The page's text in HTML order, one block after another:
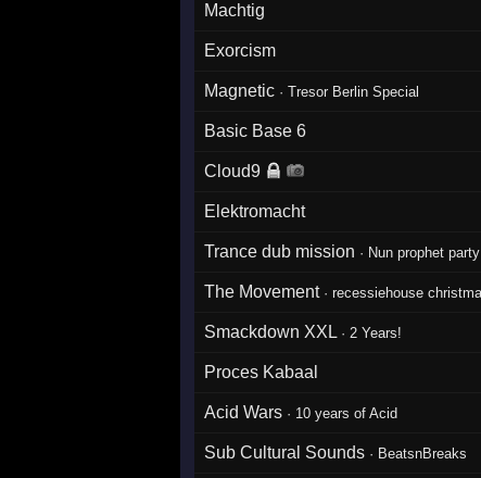
Machtig
Exorcism
Magnetic ·Tresor Berlin Special
Basic Base 6
Cloud9
Elektromacht
Trance dub mission · Nun prophet party
The Movement ·recessiehouse
Smackdown XXL ·2 Years!
Proces Kabaal
Acid Wars · 10 years of Acid
Sub Cultural Sounds · BeatsnBreaks